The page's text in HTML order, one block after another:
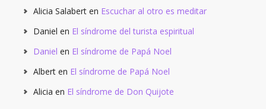
Alicia Salabert en Escuchar al otro es meditar
Daniel en El síndrome del turista espiritual
Daniel en El síndrome de Papá Noel
Albert en El síndrome de Papá Noel
Alicia en El síndrome de Don Quijote